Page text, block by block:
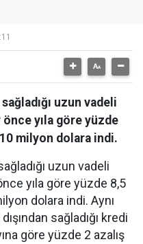
uzun vadeli
önce yıla göre yüzde
milyon dolara indi.
uzun vadeli
yıla göre yüzde 8,5
dolara indi. Aynı
sağladığı kredi
göre yüzde 2 azalış